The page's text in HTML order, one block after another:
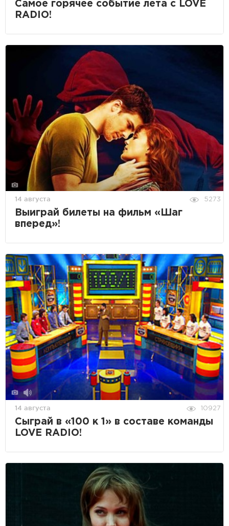
Cамое горячее событие лета c LOVE
RADIO!
14 августа 5273
Выиграй билеты на фильм «Шаг
вперед»!
14 августа 10927
Cыграй в «100 к 1» в составе команды
LOVE RADIO!